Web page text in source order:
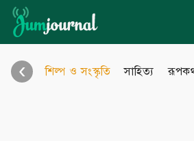
Skip
content
শিল্প ও সংস্কৃতি সাহিত্য
‹